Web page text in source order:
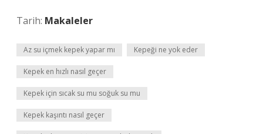
Tarih: Makaleler
Az su içmek kepek yapar mı Kepeği ne yok eder
Kepek en hızlı nasıl geçer
Kepek için sıcak su mu soğuk su mu
Kepek kaşıntı nasıl geçer